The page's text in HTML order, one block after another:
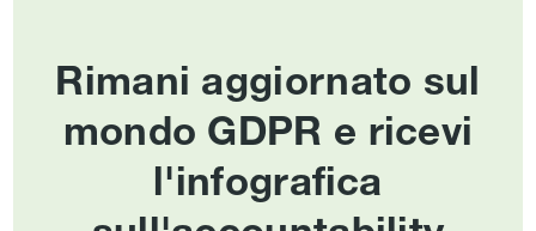
Rimani aggiornato sul
mondo GDPR e ricevi
l'infografica